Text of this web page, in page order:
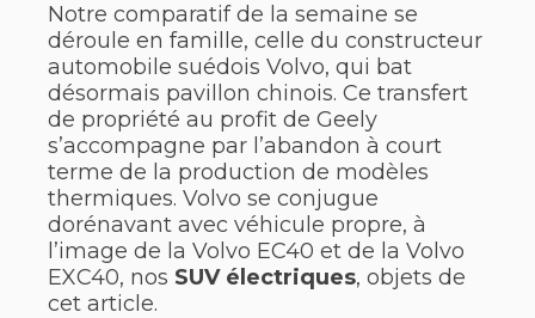
Notre comparatif de la semaine se
déroule en famille, celle du constructeur
automobile suédois Volvo, qui bat
désormais pavillon chinois. Ce transfert
de propriété au profit de Geely
s’accompagne par l’abandon à court
terme de la production de modèles
thermiques. Volvo se conjugue
dorénavant avec véhicule propre, à
l’image de la Volvo EC40 et de la Volvo
EXC40, nos SUV électriques, objets de
cet article.